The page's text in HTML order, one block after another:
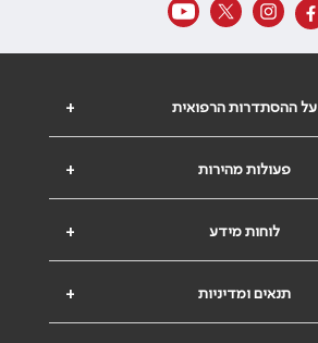
+ על ההסתדרות הרפואית
+ פעולות מהירות
+ לוחות מידע
+ תנאים ומדיניות